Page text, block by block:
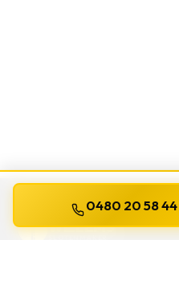
WILLEMS
0480 20 58 44